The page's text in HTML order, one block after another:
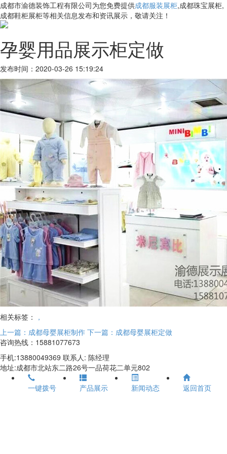
成都市渝德装饰工程有限公司为您免费提供成都服装展柜,成都珠宝展柜,
成都鞋柜展柜等相关信息发布和资讯展示，敬请关注！
孕婴用品展示柜定做
发布时间：2020-03-26 15:19:24
相关标签： ，
上一篇：成都母婴展柜制作 下一篇：成都母婴展柜定做
咨询热线：15881077673
手机:13880049369 联系人: 陈经理
地址:成都市北站东二路26号一品荷花二单元802
一键拨号
产品展示 新闻动态 返回首页